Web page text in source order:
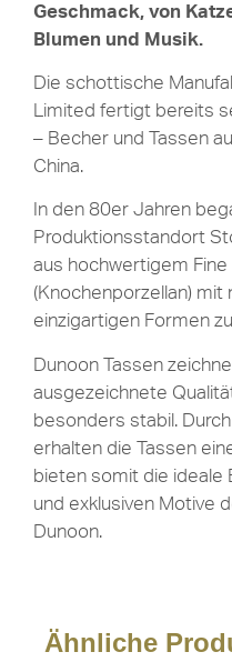
Geschmack, von
Blumen und Musik.
Die schottische
Limited fertigt bereits
– Becher und Tassen
China.
In den 80er Jahren
Produktionsstandort
aus hochwertigem Fine
(Knochenporzellan) mit
einzigartigen Formen
Dunoon Tassen
ausgezeichnete
besonders stabil.
erhalten die Tassen
bieten somit die ideale
und exklusiven Motive
Dunoon.
Ähnliche